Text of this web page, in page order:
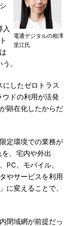
電通デジタルの相澤
里江氏
入
。
したゼロトラス
ウドの利用が活発
顕在化したからだ
定環境での業務が
、宅内や外出
PC、モバイル、
やサービスを利用
に変えることで、
閉域網が前提だっ